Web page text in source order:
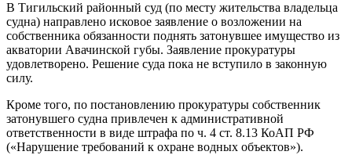
В Тигильский районный суд (по месту жительства владельца
судна) направлено исковое заявление о возложении на
собственника обязанности поднять затонувшее имущество из
акватории Авачинской губы. Заявление прокуратуры
удовлетворено. Решение суда пока не вступило в законную
силу.
Кроме того, по постановлению прокуратуры собственник
затонувшего судна привлечен к административной
ответственности в виде штрафа по ч. 4 ст. 8.13 КоАП РФ
(«Нарушение требований к охране водных объектов»).